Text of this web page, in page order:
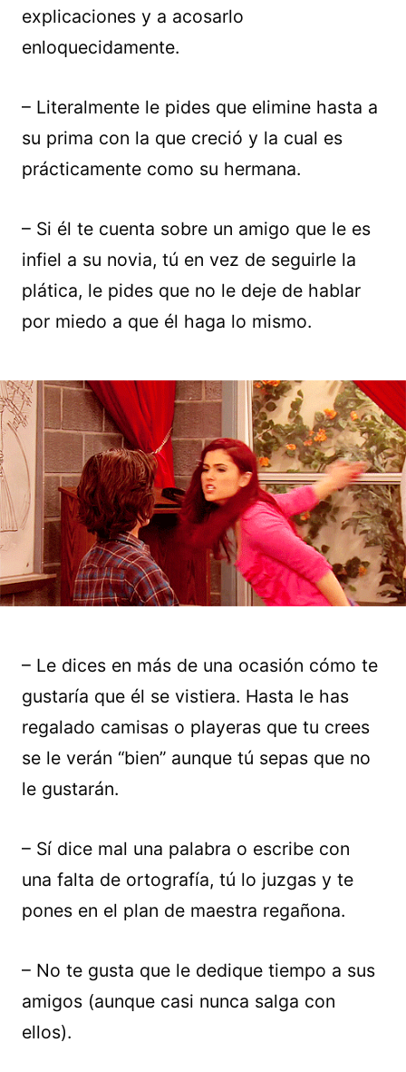
explicaciones y a acosarlo
enloquecidamente.
– Literalmente le pides que elimine hasta a
su prima con la que creció y la cual es
prácticamente como su hermana.
– Si él te cuenta sobre un amigo que le es
infiel a su novia, tú en vez de seguirle la
plática, le pides que no le deje de hablar
por miedo a que él haga lo mismo.
– Le dices en más de una ocasión cómo te
gustaría que él se vistiera. Hasta le has
regalado camisas o playeras que tu crees
se le verán “bien” aunque tú sepas que no
le gustarán.
– Sí dice mal una palabra o escribe con
una falta de ortografía, tú lo juzgas y te
pones en el plan de maestra regañona.
– No te gusta que le dedique tiempo a sus
amigos (aunque casi nunca salga con
ellos).